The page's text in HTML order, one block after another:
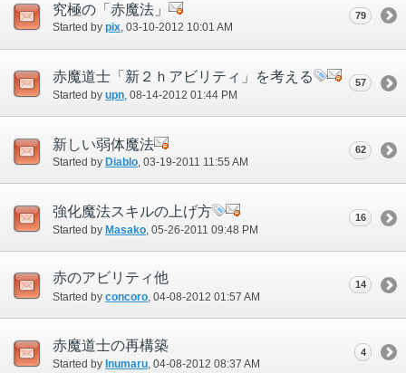
究極の「赤魔法」
Started by pix‎, 03-10-2012 10:01 AM
79
赤魔道士「新２ｈアビリティ」を考える
Started by upn ‎, 08-14-2012 01:44 PM
57
新しい弱体魔法
Started by Diablo‎, 03-19-2011 11:55 AM
62
強化魔法スキルの上げ方
Started by Masako ‎, 05-26-2011 09:48 PM
16
赤のアビリティ他
Started by concoro‎, 04-08-2012 01:57 AM
14
赤魔道士の再構築
Started by Inumaru‎, 04-08-2012 08:37 AM
4